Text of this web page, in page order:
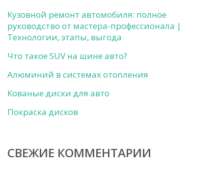
Кузовной ремонт автомобиля: полное
руководство от мастера-профессионала |
Технологии, этапы, выгода
Что такое SUV на шине авто?
Алюминий в системах отопления
Кованые диски для авто
Покраска дисков
СВЕЖИЕ КОММЕНТАРИИ